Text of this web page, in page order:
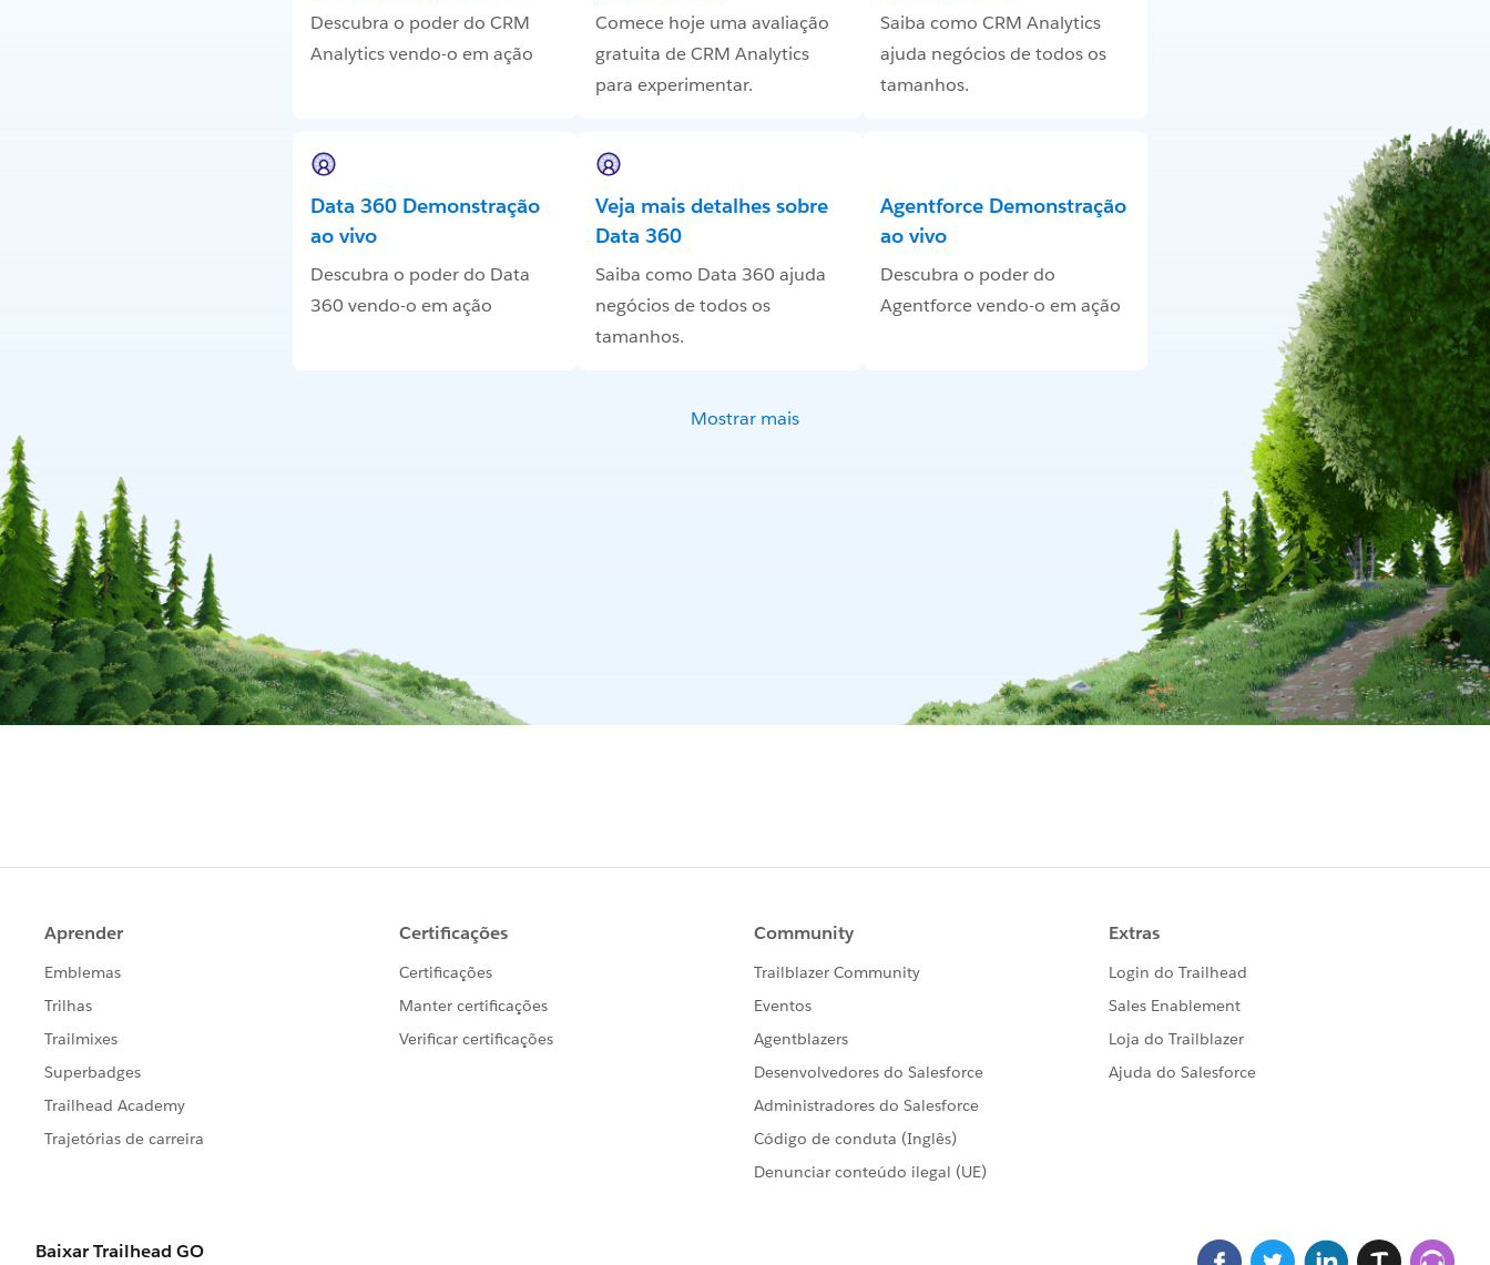
Descubra o poder do CRM
Analytics vendo-o em ação
Comece hoje uma avaliação
gratuita de CRM Analytics
para experimentar.
Saiba como CRM Analytics
ajuda negócios de todos os
tamanhos.
Data 360 Demonstração
ao vivo
Descubra o poder do Data
360 vendo-o em ação
Veja mais detalhes sobre
Data 360
Saiba como Data 360 ajuda
negócios de todos os
tamanhos.
Agentforce Demonstração
ao vivo
Descubra o poder do
Agentforce vendo-o em ação
Mostrar mais